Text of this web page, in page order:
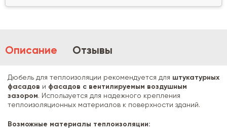
Описание Отзывы
Дюбель для теплоизоляции рекомендуется для штукатурных
фасадов и фасадов с вентилируемым воздушным
зазором. Используется для надежного крепления
теплоизоляционных материалов к поверхности зданий.
Возможные материалы теплоизоляции: